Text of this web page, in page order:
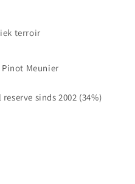
terroir
Meunier
sinds 2002 (34%)